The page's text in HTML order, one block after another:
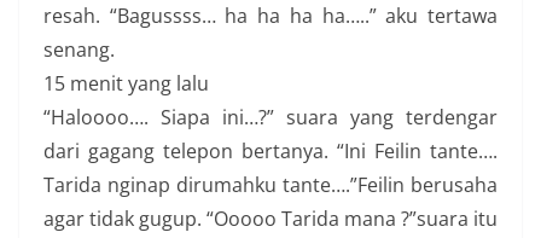
resah. “Bagussss… ha ha ha ha…..” aku tertawa
senang.
15 menit yang lalu
“Haloooo…. Siapa ini…?” suara yang terdengar
dari gagang telepon bertanya. “Ini Feilin tante….
Tarida nginap dirumahku tante….”Feilin berusaha
agar tidak gugup. “Ooooo Tarida mana ?”suara itu